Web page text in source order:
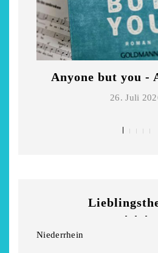
Anyone but you -
26. Juli
Niederrhein